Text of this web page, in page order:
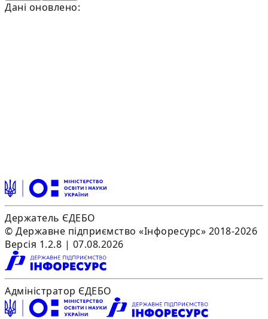
Дані оновлено:
Держатель ЄДЕБО
© Державне підприємство «Інфоресурс» 2018-2026
Версія 1.2.8 | 07.08.2026
Адміністратор ЄДЕБО